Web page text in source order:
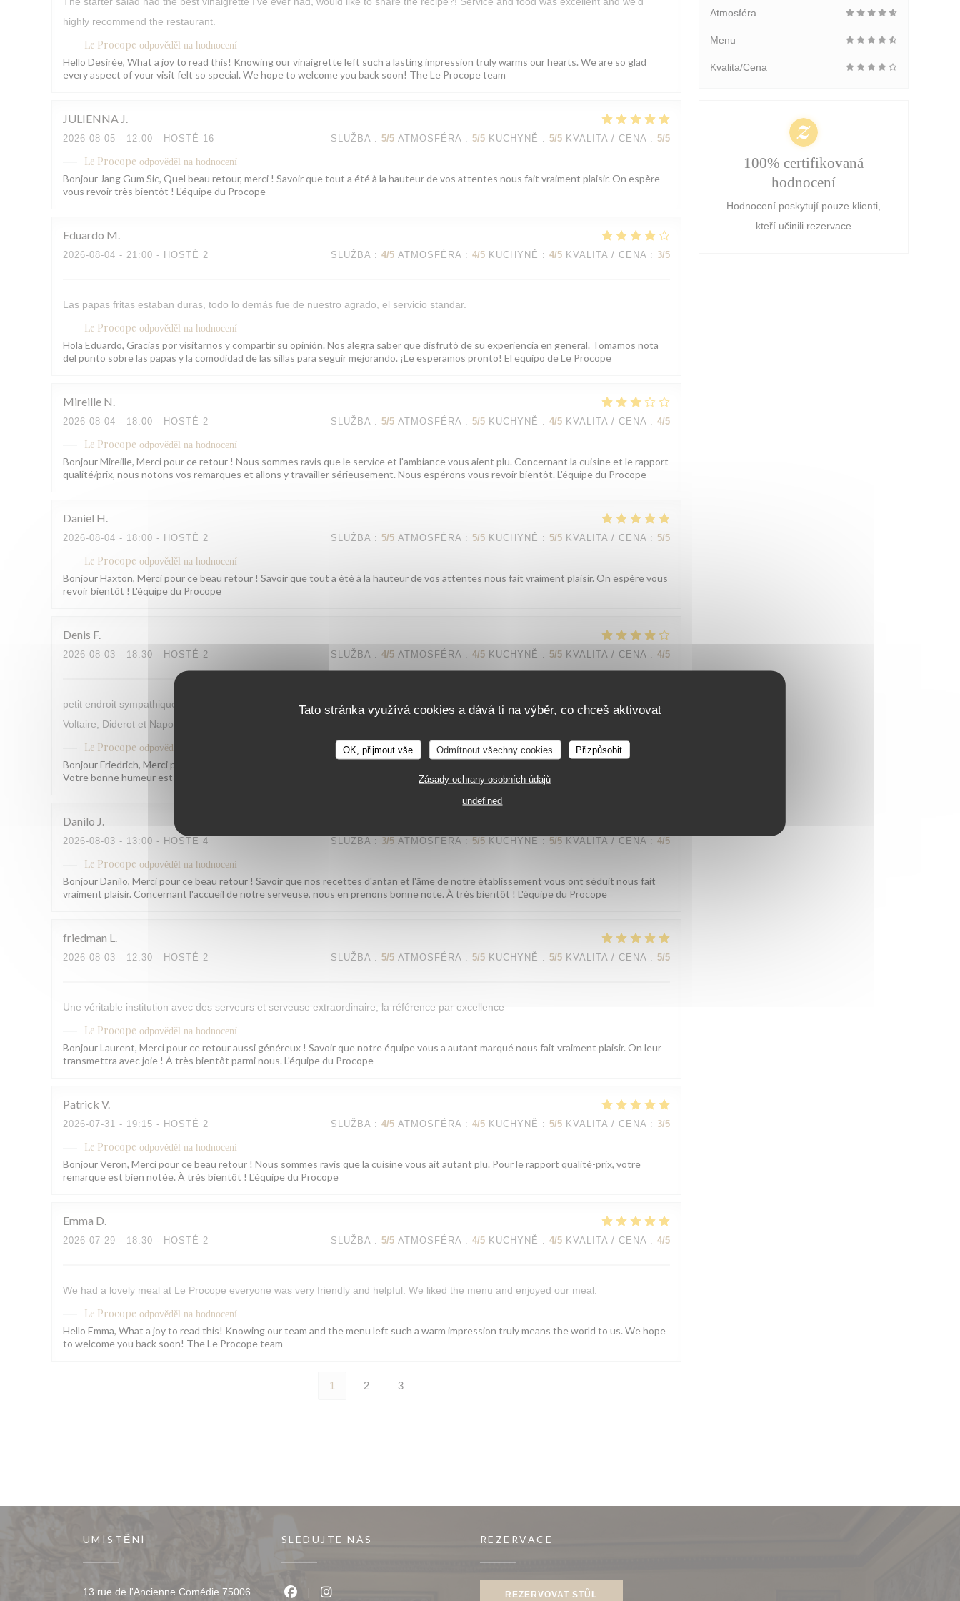
Tato stránka využívá cookies a dává ti na výběr, co chceš aktivovat
OK, přijmout vše Odmítnout všechny cookies Přizpůsobit
Zásady ochrany osobních údajů
undefined
highly recommend the restaurant.
Le Procope odpověděl na hodnocení
Hello Desirée, What a joy to read this! Knowing our vinaigrette left such a lasting impression truly warms our hearts. We are so glad
every aspect of your visit felt so special. We hope to welcome you back soon! The Le Procope team
JULIENNA J
2026-08-05 - 12:00 - HOSTÉ 16 SLUŽBA : 5/5 ATMOSFÉRA : 5/5 KUCHYNĚ : 5/5 KVALITA / CENA : 5/5
Le Procope odpověděl na hodnocení
Bonjour Jang Gum Sic, Quel beau retour, merci ! Savoir que tout a été à la hauteur de vos attentes nous fait vraiment plaisir. On espère
vous revoir très bientôt ! L'équipe du Procope
Eduardo M
2026-08-04 - 21:00 - HOSTÉ 2 SLUŽBA : 4/5 ATMOSFÉRA : 4/5 KUCHYNĚ : 4/5 KVALITA / CENA : 3/5
Las papas fritas estaban duras, todo lo demás fue de nuestro agrado, el servicio standar.
Le Procope odpověděl na hodnocení
Hola Eduardo, Gracias por visitarnos y compartir su opinión. Nos alegra saber que disfrutó de su experiencia en general. Tomamos nota
del punto sobre las papas y la comodidad de las sillas para seguir mejorando. ¡Le esperamos pronto! El equipo de Le Procope
Mireille N
2026-08-04 - 18:00 - HOSTÉ 2 SLUŽBA : 5/5 ATMOSFÉRA : 5/5 KUCHYNĚ : 4/5 KVALITA / CENA : 4/5
Le Procope odpověděl na hodnocení
Bonjour Mireille, Merci pour ce retour ! Nous sommes ravis que le service et l'ambiance vous aient plu. Concernant la cuisine et le rapport
qualité/prix, nous notons vos remarques et allons y travailler sérieusement. Nous espérons vous revoir bientôt. L'équipe du Procope
Daniel H
2026-08-04 - 18:00 - HOSTÉ 2 SLUŽBA : 5/5 ATMOSFÉRA : 5/5 KUCHYNĚ : 5/5 KVALITA / CENA : 5/5
Le Procope odpověděl na hodnocení
Bonjour Haxton, Merci pour ce beau retour ! Savoir que tout a été à la hauteur de vos attentes nous fait vraiment plaisir. On espère vous
revoir bientôt ! L'équipe du Procope
Denis F
2026-08-03 - 18:30 - HOSTÉ 2 SLUŽBA : 4/5 ATMOSFÉRA : 4/5 KUCHYNĚ : 5/5 KVALITA / CENA : 4/5
petit endroit sympathique, qui rappelle un peu les temps anciens, mais surtout de très bons plats ; accueil et service chaleureux ;
Voltaire, Diderot et Napoléon s'y rendaient déjà, alors pourquoi pas vous ?
Le Procope odpověděl na hodnocení
Bonjour Friedrich, Merci pour ce retour qui nous fait vraiment plaisir ! Nous sommes ravis que la joue de bœuf vous ait autant séduit.
Votre bonne humeur est contagieuse ! À très bientôt ! L'équipe du Procope
Danilo J
2026-08-03 - 13:00 - HOSTÉ 4 SLUŽBA : 3/5 ATMOSFÉRA : 5/5 KUCHYNĚ : 5/5 KVALITA / CENA : 4/5
Le Procope odpověděl na hodnocení
Bonjour Danilo, Merci pour ce beau retour ! Savoir que nos recettes d'antan et l'âme de notre établissement vous ont séduit nous fait
vraiment plaisir. Concernant l'accueil de notre serveuse, nous en prenons bonne note. À très bientôt ! L'équipe du Procope
friedman L
2026-08-03 - 12:30 - HOSTÉ 2 SLUŽBA : 5/5 ATMOSFÉRA : 5/5 KUCHYNĚ : 5/5 KVALITA / CENA : 5/5
Une véritable institution avec des serveurs et serveuse extraordinaire, la référence par excellence
Le Procope odpověděl na hodnocení
Bonjour Laurent, Merci pour ce retour aussi généreux ! Savoir que notre équipe vous a autant marqué nous fait vraiment plaisir. On leur
transmettra avec joie ! À très bientôt parmi nous. L'équipe du Procope
Patrick V
2026-07-31 - 19:15 - HOSTÉ 2 SLUŽBA : 4/5 ATMOSFÉRA : 4/5 KUCHYNĚ : 5/5 KVALITA / CENA : 3/5
Le Procope odpověděl na hodnocení
Bonjour Veron, Merci pour ce beau retour ! Nous sommes ravis que la cuisine vous ait autant plu. Pour le rapport qualité-prix, votre
remarque est bien notée. À très bientôt ! L'équipe du Procope
Emma D
2026-07-29 - 18:30 - HOSTÉ 2 SLUŽBA : 5/5 ATMOSFÉRA : 4/5 KUCHYNĚ : 4/5 KVALITA / CENA : 4/5
We had a lovely meal at Le Procope everyone was very friendly and helpful. We liked the menu and enjoyed our meal.
Le Procope odpověděl na hodnocení
Hello Emma, What a joy to read this! Knowing our team and the menu left such a warm impression truly means the world to us. We hope
to welcome you back soon! The Le Procope team
1 2 3
Atmosféra
Menu
Kvalita/Cena
100% certifikovaná
hodnocení
Hodnocení poskytují pouze klienti,
kteří učinili rezervace
UMÍSTĚNÍ
13 rue de l'Ancienne Comédie 75006
SLEDUJTE NÁS REZERVACE
REZERVOVAT STŮL